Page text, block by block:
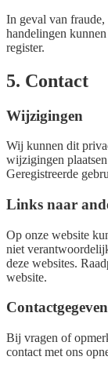
In geval van
handelingen
register.
5. Contact
Wijzigingen
Wij kunnen dit
wijzigingen
Geregistreerde
Links naar
Op onze website
niet
deze websites.
website.
Bij vragen of
contact met ons